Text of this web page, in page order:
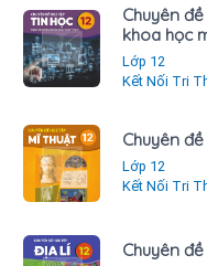
Chuyên
khoa học
Lớp 12
Kết Nối Tri
Chuyên
Lớp 12
Kết Nối Tri
Chuyên